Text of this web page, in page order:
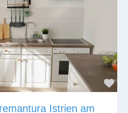
Istrien am